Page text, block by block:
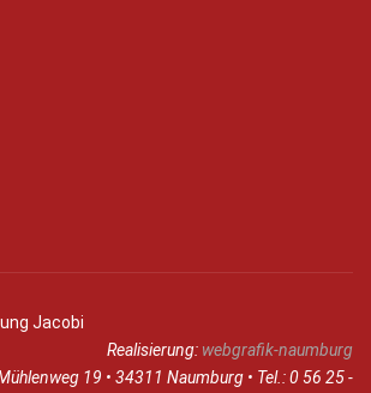
Jacobi
Realisierung: webgrafik-naumburg
19 • 34311 Naumburg • Tel.: 0 56 25 -